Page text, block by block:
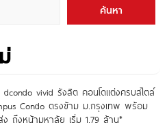
ค้นหา
vivid รังสิต คอนโดแต่งครบสไตล์
Condo ตรงข้าม ม.กรุงเทพ พร้อม
ง ถึงหน้ามหาลัย เริ่ม 1.79 ล้าน*